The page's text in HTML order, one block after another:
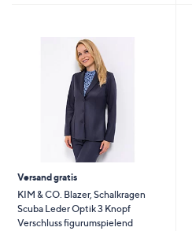
Versand gratis
KIM & CO. Blazer, Schalkragen
Scuba Leder Optik 3 Knopf
Verschluss figurumspielend